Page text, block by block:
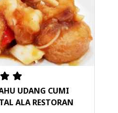
UDANG CUMI
ALA RESTORAN